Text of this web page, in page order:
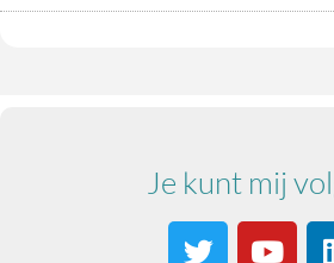
Je kunt mij